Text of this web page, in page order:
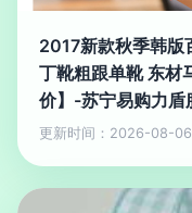
2017新款秋季韩版
丁靴粗跟单靴 东材
价】-苏宁易购力盾
更新时间：2026-08-